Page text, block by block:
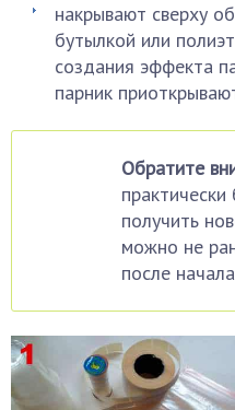
накрывают сверху
бутылкой или
создания эффекта
парник
Обратите
получить
можно не
после